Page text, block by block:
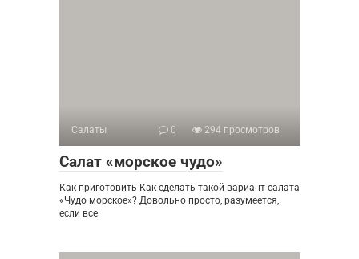
Салаты 0 294 просмотров
Салат «морское чудо»
Как приготовить Как сделать такой вариант салата
«Чудо морское»? Довольно просто, разумеется,
если все